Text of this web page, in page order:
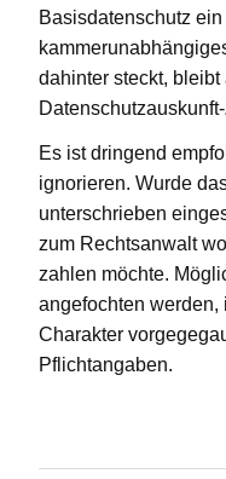
Basisdatenschutz ein
dahinter steckt,
Es ist dringend
ignorieren. Wurde
unterschrieben
zum Rechtsanwalt
zahlen möchte.
angefochten
Charakter
Pflichtangaben.